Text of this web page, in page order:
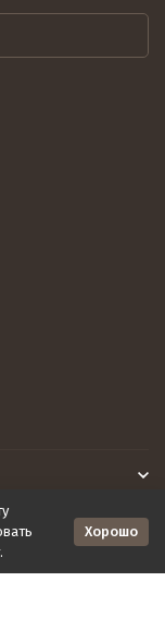
Хорошо